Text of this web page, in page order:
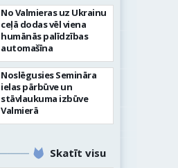
slimnīcā
No Valmieras uz Ukrainu
ceļā dodas vēl viena
humānās palīdzības
automašīna
Noslēgusies Semināra
ielas pārbūve un
stāvlaukuma izbūve
Valmierā
Skatīt visu